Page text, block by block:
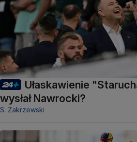
Ułaskawienie
wysłał Nawrocki?
S. Zakrzewski